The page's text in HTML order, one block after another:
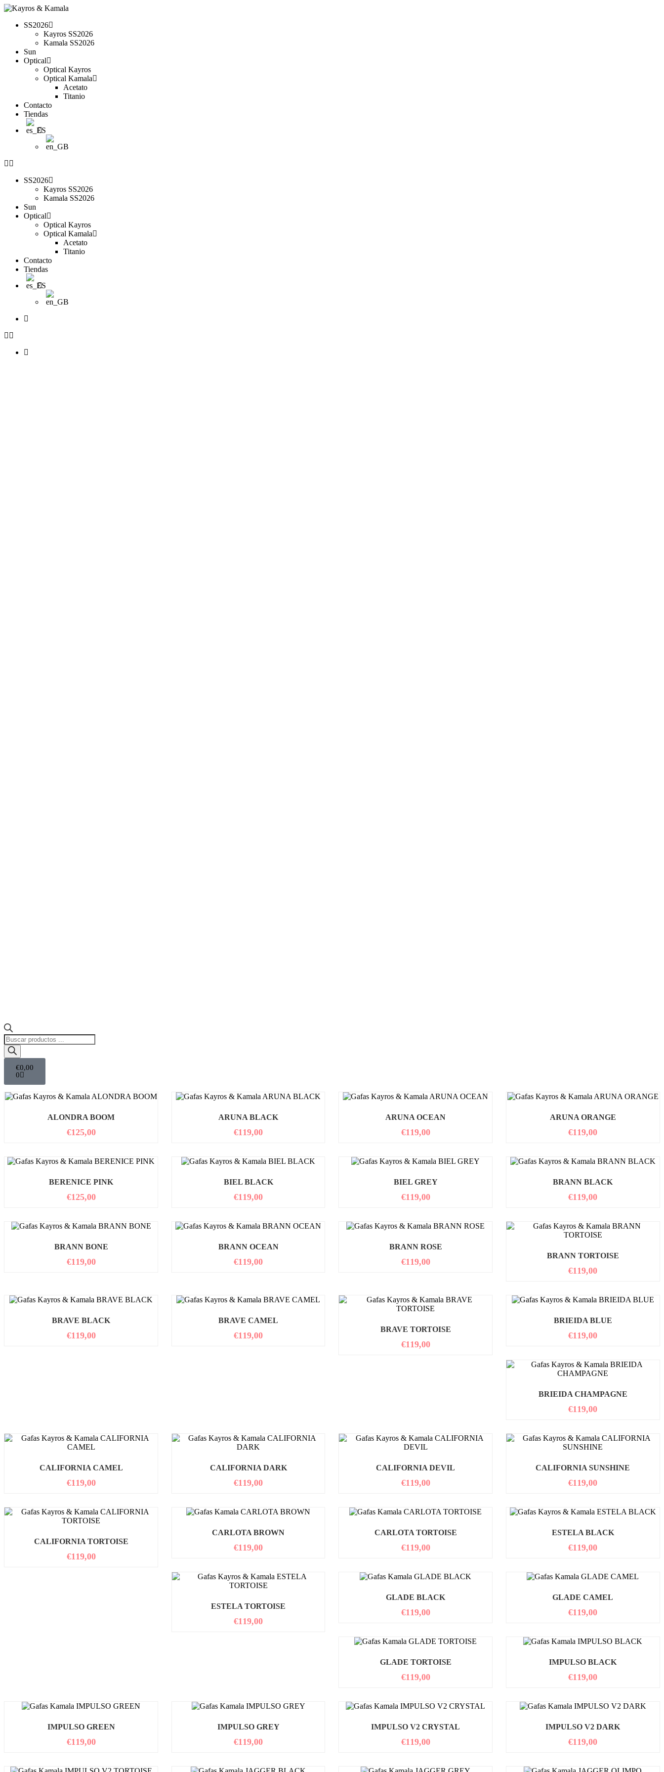
SS2026
Kayros SS2026
Kamala SS2026
Sun
Optical
Optical Kayros
Optical Kamala
Acetato
Titanio
Contacto
Tiendas
SS2026
Kayros SS2026
Kamala SS2026
Sun
Optical
Optical Kayros
Optical Kamala
Acetato
Titanio
Contacto
Tiendas
€0,00
0
ALONDRA BOOM
€125,00
ARUNA BLACK
€119,00
ARUNA OCEAN
€119,00
ARUNA ORANGE
€119,00
BERENICE PINK
€125,00
BIEL BLACK
€119,00
BIEL GREY
€119,00
BRANN BLACK
€119,00
BRANN BONE
€119,00
BRANN OCEAN
€119,00
BRANN ROSE
€119,00
BRANN TORTOISE
€119,00
BRAVE BLACK
€119,00
BRAVE CAMEL
€119,00
BRAVE TORTOISE
€119,00
BRIEIDA BLUE
€119,00
BRIEIDA CHAMPAGNE
€119,00
CALIFORNIA CAMEL
€119,00
CALIFORNIA DARK
€119,00
CALIFORNIA DEVIL
€119,00
CALIFORNIA SUNSHINE
€119,00
CALIFORNIA TORTOISE
€119,00
CARLOTA BROWN
€119,00
CARLOTA TORTOISE
€119,00
ESTELA BLACK
€119,00
ESTELA TORTOISE
€119,00
GLADE BLACK
€119,00
GLADE CAMEL
€119,00
GLADE TORTOISE
€119,00
IMPULSO BLACK
€119,00
IMPULSO GREEN
€119,00
IMPULSO GREY
€119,00
IMPULSO V2 CRYSTAL
€119,00
IMPULSO V2 DARK
€119,00